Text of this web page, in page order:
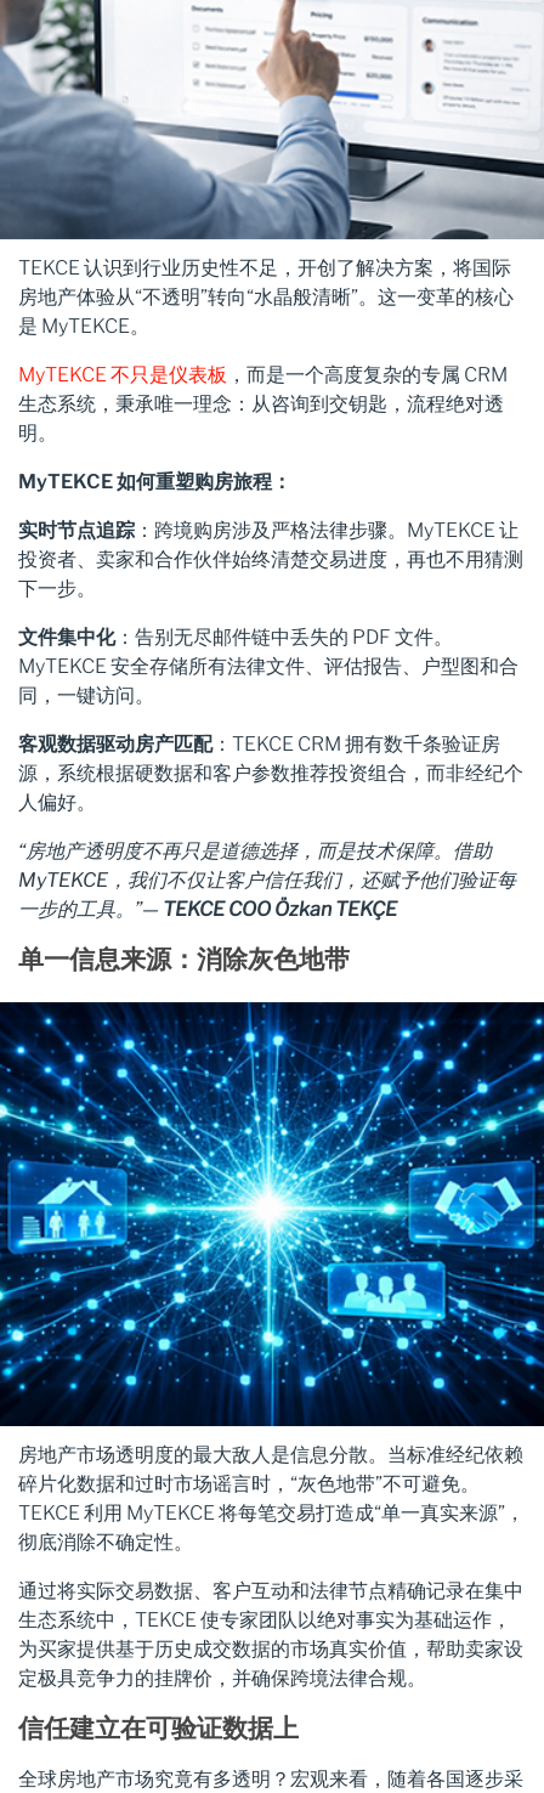
TEKCE 认识到行业历史性不足，开创了解决方案，将国际
房地产体验从“不透明”转向“水晶般清晰”。这一变革的核心
是 MyTEKCE。
MyTEKCE 不只是仪表板 ，而是一个高度复杂的专属 CRM
生态系统，秉承唯一理念：从咨询到交钥匙，流程绝对透
明。
MyTEKCE 如何重塑购房旅程：
实时节点追踪 ：跨境购房涉及严格法律步骤。MyTEKCE 让
投资者、卖家和合作伙伴始终清楚交易进度，再也不用猜测
下一步。
文件集中化：告别无尽邮件链中丢失的 PDF 文件。
MyTEKCE 安全存储所有法律文件、评估报告、户型图和合
同，一键访问。
客观数据驱动房产匹配：TEKCE CRM 拥有数千条验证房
源，系统根据硬数据和客户参数推荐投资组合，而非经纪个
人偏好。
“房地产透明度不再只是道德选择，而是技术保障。借助
MyTEKCE，我们不仅让客户信任我们，还赋予他们验证每
一步的工具。”— TEKCE COO Özkan TEKÇE
单一信息来源：消除灰色地带
房地产市场透明度的最大敌人是信息分散。当标准经纪依赖
碎片化数据和过时市场谣言时，“灰色地带”不可避免。
TEKCE 利用 MyTEKCE 将每笔交易打造成“单一真实来源”，
彻底消除不确定性。
通过将实际交易数据、客户互动和法律节点精确记录在集中
生态系统中，TEKCE 使专家团队以绝对事实为基础运作，
为买家提供基于历史成交数据的市场真实价值，帮助卖家设
定极具竞争力的挂牌价，并确保跨境法律合规。
信任建立在可验证数据上
全球房地产市场究竟有多透明？宏观来看，随着各国逐步采